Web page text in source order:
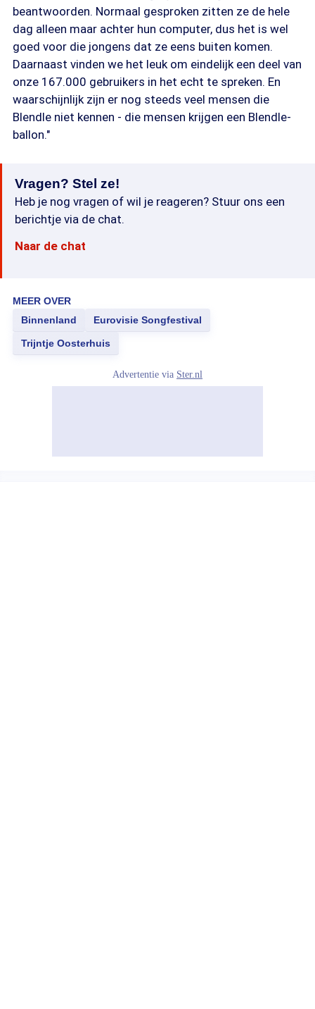
beantwoorden. Normaal gesproken zitten ze de hele
dag alleen maar achter hun computer, dus het is wel
goed voor die jongens dat ze eens buiten komen.
Daarnaast vinden we het leuk om eindelijk een deel van
onze 167.000 gebruikers in het echt te spreken. En
waarschijnlijk zijn er nog steeds veel mensen die
Blendle niet kennen - die mensen krijgen een Blendle-
ballon."
Vragen? Stel ze!
Heb je nog vragen of wil je reageren? Stuur ons een
berichtje via de chat.
Naar de chat
MEER OVER
Binnenland
Eurovisie Songfestival
Trijntje Oosterhuis
Advertentie via Ster.nl